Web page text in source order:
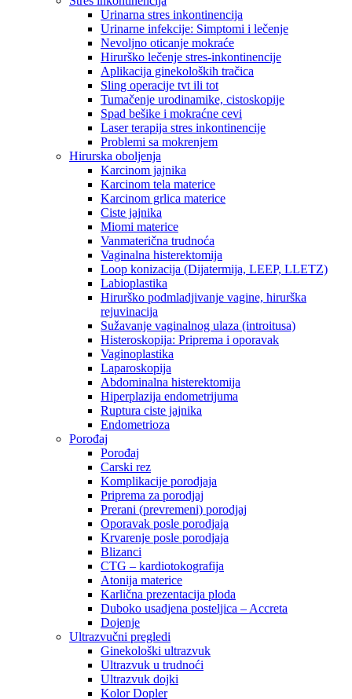
Urinarna stres inkontinencija
Urinarne infekcije: Simptomi i lečenje
Nevoljno oticanje mokraće
Hirurško lečenje stres-inkontinencije
Aplikacija ginekoloških tračica
Sling operacije tvt ili tot
Tumačenje urodinamike, cistoskopije
Spad bešike i mokraćne cevi
Laser terapija stres inkontinencije
Problemi sa mokrenjem
Hirurska oboljenja
Karcinom jajnika
Karcinom tela materice
Karcinom grlica materice
Ciste jajnika
Miomi materice
Vanmaterična trudnoća
Vaginalna histerektomija
Loop konizacija (Dijatermija, LEEP, LLETZ)
Labioplastika
Hirurško podmladjivanje vagine, hirurška
rejuvinacija
Sužavanje vaginalnog ulaza (introitusa)
Histeroskopija: Priprema i oporavak
Vaginoplastika
Laparoskopija
Abdominalna histerektomija
Hiperplazija endometrijuma
Ruptura ciste jajnika
Endometrioza
Porođaj
Porođaj
Carski rez
Komplikacije porodjaja
Priprema za porodjaj
Prerani (prevremeni) porodjaj
Oporavak posle porodjaja
Krvarenje posle porodjaja
Blizanci
CTG – kardiotokografija
Atonija materice
Karlična prezentacija ploda
Duboko usadjena posteljica – Accreta
Dojenje
Ultrazvučni pregledi
Ginekološki ultrazvuk
Ultrazvuk u trudnoći
Ultrazvuk dojki
Kolor Dopler